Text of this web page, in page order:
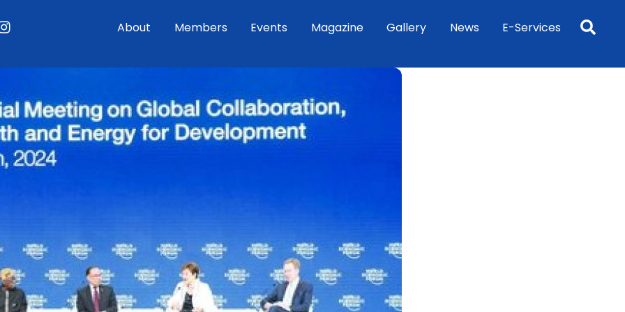
About Members Events Magazine Gallery News E-Services